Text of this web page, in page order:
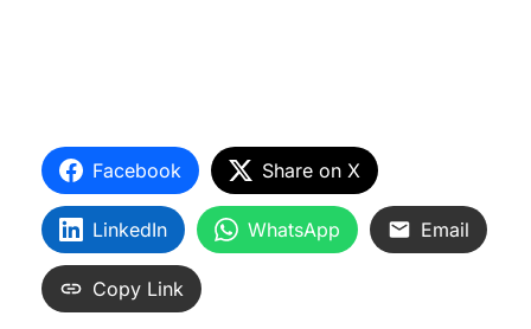
Facebook Share on X
LinkedIn WhatsApp Email
Copy Link